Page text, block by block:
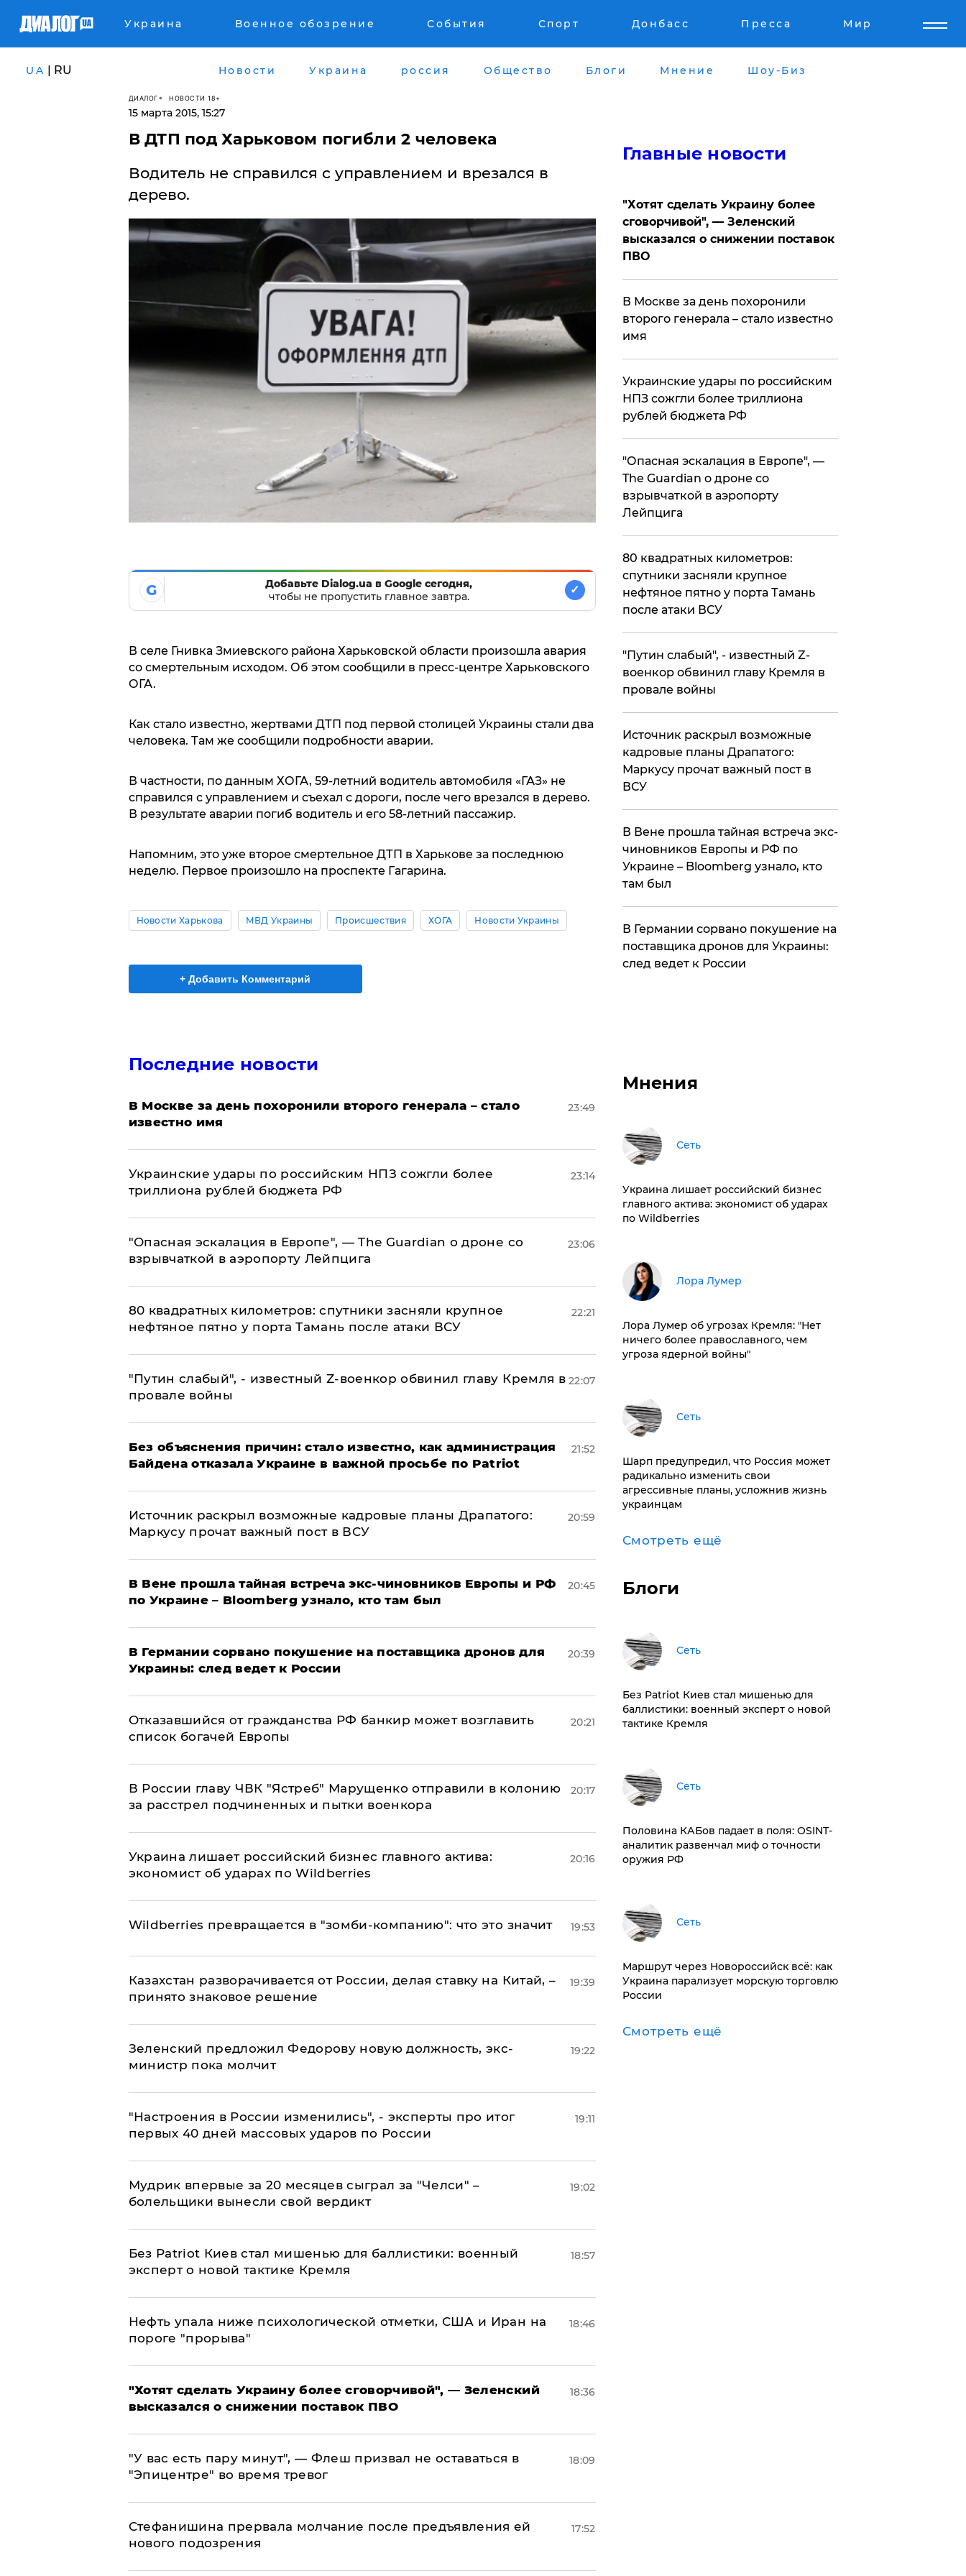
Украина Военное обозрение События Спорт Донбасс Пресса Мир
UA | RU Новости Украина россия Общество Блоги Мнение Шоу-Биз
ДИАЛОГ НОВОСТИ 18+
15 марта 2015, 15:27
В ДТП под Харьковом погибли 2 человека
Водитель не справился с управлением и врезался в
дерево.
G
Добавьте Dialog.ua в Google сегодня,
чтобы не пропустить главное завтра.
✓
В селе Гнивка Змиевского района Харьковской области произошла авария
со смертельным исходом. Об этом сообщили в пресс-центре Харьковского
ОГА.
Как стало известно, жертвами ДТП под первой столицей Украины стали два
человека. Там же сообщили подробности аварии.
В частности, по данным ХОГА, 59-летний водитель автомобиля «ГАЗ» не
справился с управлением и съехал с дороги, после чего врезался в дерево.
В результате аварии погиб водитель и его 58-летний пассажир.
Напомним, это уже второе смертельное ДТП в Харькове за последнюю
неделю. Первое произошло на проспекте Гагарина.
Новости Харькова МВД Украины Происшествия ХОГА Новости Украины
+ Добавить Комментарий
Последние новости
В Москве за день похоронили второго генерала – стало
известно имя
23:49
Украинские удары по российским НПЗ сожгли более
триллиона рублей бюджета РФ
23:14
"Опасная эскалация в Европе", — The Guardian о дроне со
взрывчаткой в аэропорту Лейпцига
23:06
80 квадратных километров: спутники засняли крупное
нефтяное пятно у порта Тамань после атаки ВСУ
22:21
​"Путин слабый", - известный Z-военкор обвинил главу Кремля в
провале войны
22:07
Без объяснения причин: стало известно, как администрация
Байдена отказала Украине в важной просьбе по Patriot
21:52
​Источник раскрыл возможные кадровые планы Драпатого:
Маркусу прочат важный пост в ВСУ
20:59
В Вене прошла тайная встреча экс-чиновников Европы и РФ
по Украине – Bloomberg узнало, кто там был
20:45
​В Германии сорвано покушение на поставщика дронов для
Украины: след ведет к России
20:39
Отказавшийся от гражданства РФ банкир может возглавить
список богачей Европы
20:21
В России главу ЧВК "Ястреб" Марущенко отправили в колонию
за расстрел подчиненных и пытки военкора
20:17
​Украина лишает российский бизнес главного актива:
экономист об ударах по Wildberries
20:16
Wildberries превращается в "зомби-компанию": что это значит 19:53
Казахстан разворачивается от России, делая ставку на Китай, –
принято знаковое решение
19:39
Зеленский предложил Федорову новую должность, экс-
министр пока молчит
19:22
"Настроения в России изменились", - эксперты про итог
первых 40 дней массовых ударов по России
19:11
Мудрик впервые за 20 месяцев сыграл за "Челси" –
болельщики вынесли свой вердикт
19:02
​Без Patriot Киев стал мишенью для баллистики: военный
эксперт о новой тактике Кремля
18:57
Нефть упала ниже психологической отметки, США и Иран на
пороге "прорыва"
18:46
​"Хотят сделать Украину более сговорчивой", — Зеленский
высказался о снижении поставок ПВО
18:36
​"У вас есть пару минут", — Флеш призвал не оставаться в
"Эпицентре" во время тревог
18:09
Стефанишина прервала молчание после предъявления ей
нового подозрения
17:52
Главные новости
​"Хотят сделать Украину более
сговорчивой", — Зеленский
высказался о снижении поставок
ПВО
В Москве за день похоронили
второго генерала – стало известно
имя
Украинские удары по российским
НПЗ сожгли более триллиона
рублей бюджета РФ
"Опасная эскалация в Европе", —
The Guardian о дроне со
взрывчаткой в аэропорту
Лейпцига
80 квадратных километров:
спутники засняли крупное
нефтяное пятно у порта Тамань
после атаки ВСУ
​"Путин слабый", - известный Z-
военкор обвинил главу Кремля в
провале войны
​Источник раскрыл возможные
кадровые планы Драпатого:
Маркусу прочат важный пост в
ВСУ
В Вене прошла тайная встреча экс-
чиновников Европы и РФ по
Украине – Bloomberg узнало, кто
там был
​В Германии сорвано покушение на
поставщика дронов для Украины:
след ведет к России
Мнения
Сеть
​Украина лишает российский бизнес
главного актива: экономист об ударах
по Wildberries
​Лора Лумер
Лора Лумер об угрозах Кремля: "Нет
ничего более православного, чем
угроза ядерной войны"
Сеть
Шарп предупредил, что Россия может
радикально изменить свои
агрессивные планы, усложнив жизнь
украинцам
Смотреть ещё
Блоги
Сеть
​Без Patriot Киев стал мишенью для
баллистики: военный эксперт о новой
тактике Кремля
Сеть
​Половина КАБов падает в поля: OSINT-
аналитик развенчал миф о точности
оружия РФ
Сеть
​Маршрут через Новороссийск всё: как
Украина парализует морскую торговлю
России
Смотреть ещё